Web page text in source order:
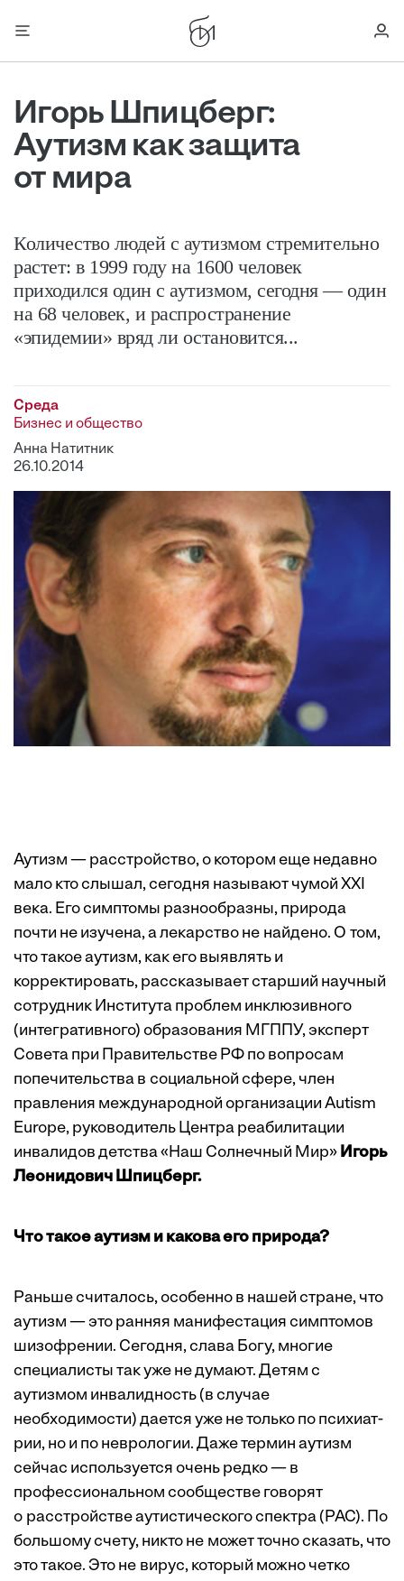
Игорь Шпицберг:
Аутизм как защита
от мира
Количество людей с аутизмом стремительно
растет: в 1999 году на 1600 человек
приходился один с аутизмом, сегодня — один
на 68 человек, и распространение
«эпидемии» вряд ли остановится...
Среда
Бизнес и общество
Анна Натитник
26.10.2014
Аутизм — расстройство, о котором еще недавно
мало кто слышал, сегодня называют чумой XXI
века. Его симптомы разнообразны, природа
почти не изучена, а лекарство не найдено. О том,
что такое аутизм, как его выявлять и
корректировать, рассказывает старший научный
сотрудник Института проблем инклюзивного
(интегративного) образования МГППУ, эксперт
Совета при Правительстве РФ по вопросам
попечительства в социальной сфере, член
правления международной организации Autism
Europe, руководитель Центра реабилитации
инвалидов детства «Наш Солнечный Мир» Игорь
Леонидович Шпицберг.
Что такое аутизм и какова его природа?
Раньше считалось, особенно в нашей стране, что
аутизм — это ранняя манифестация симптомов
шизофрении. Сегодня, слава Богу, многие
специалисты так уже не думают. Детям с
аутизмом инвалидность (в случае
необходимости) дается уже не только по психиат­
рии, но и по неврологии. Даже термин аутизм
сейчас используется очень редко — в
профессиональном сообществе говорят
о расстройстве аутистического спектра (РАС). По
большому счету, никто не может точно сказать, что
это такое. Это не вирус, который можно четко